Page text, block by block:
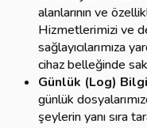
alanlarının ve
Hizmetlerimizi ve
sağlayıcılarımıza
cihaz belleğinde
Günlük (Log)
günlük
şeylerin yanı sıra